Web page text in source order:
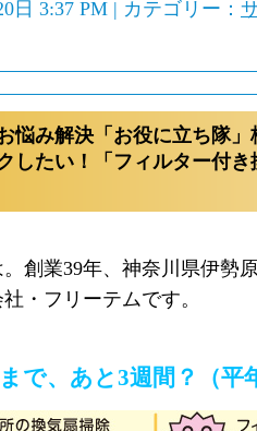
日 3:37 PM | カテゴリー：
悩み解決「お役に立ち隊
したい！「フィルター付
。創業39年、神奈川県伊勢
・フリーテムです。
で、あと3週間？（平